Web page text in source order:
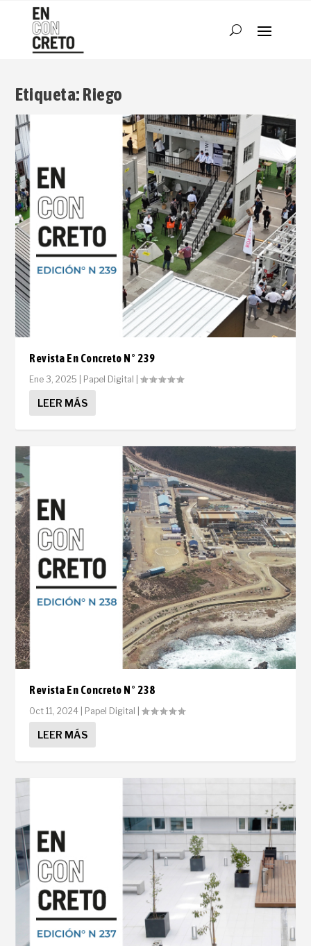
Etiqueta: Riego
Revista En Concreto N° 239
Ene 3, 2025 Papel Digital |
LEER MÁS
Revista En Concreto N° 238
Oct 11, 2024 Papel Digital |
LEER MÁS